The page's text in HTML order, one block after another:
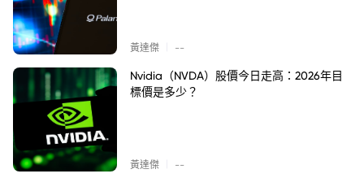
黃達傑 --
Nvidia（NVDA）股價今日走高：2026年目
標價是多少？
黃達傑 --